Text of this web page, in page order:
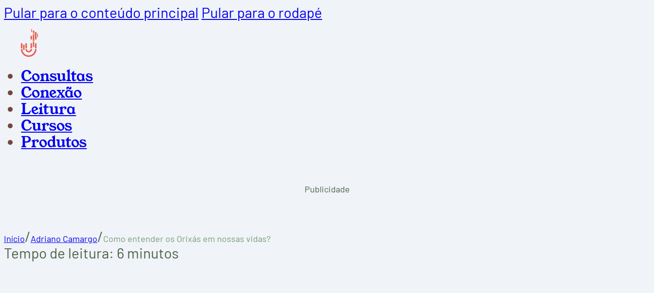
Pular para o conteúdo principal Pular para o rodapé
Consultas
Conexão
Leitura
Cursos
Produtos
Publicidade
Início/Adriano Camargo/Como entender os Orixás em nossas vidas?
Tempo de leitura: 6 minutos